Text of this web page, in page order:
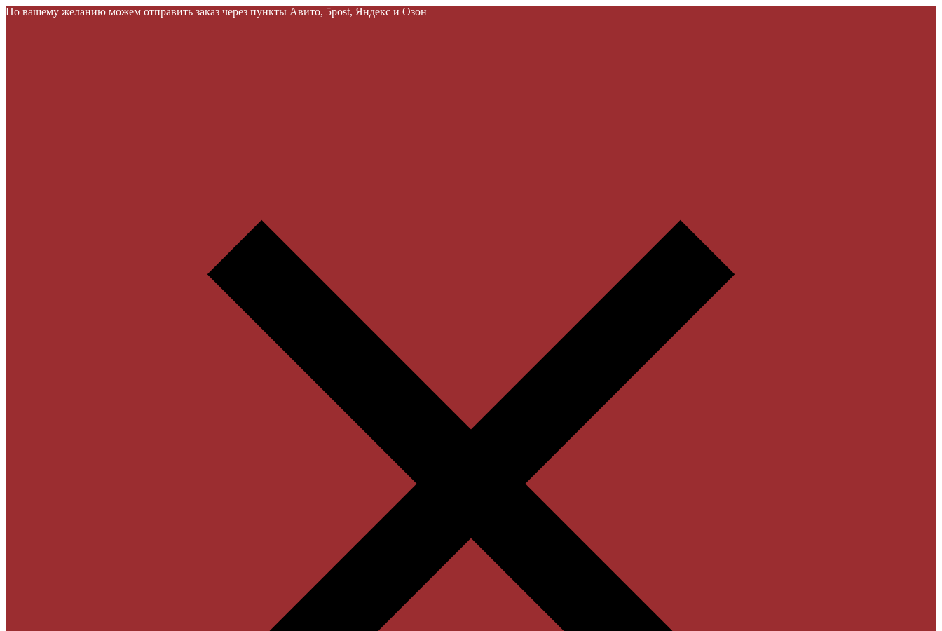
По вашему желанию можем отправить заказ через пункты Авито, 5post, Яндекс и Озон